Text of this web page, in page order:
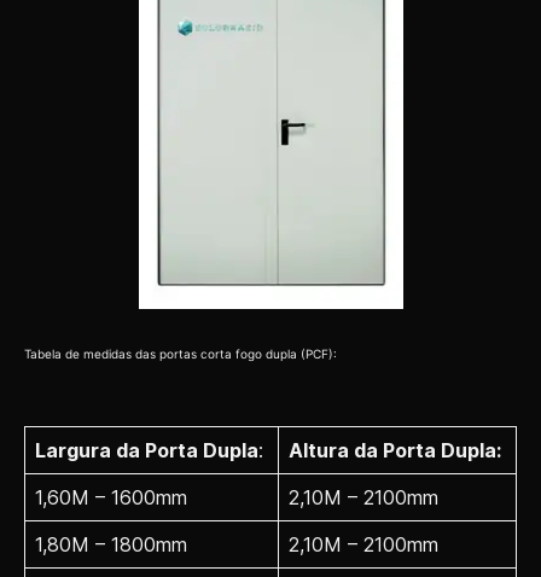
Tabela de medidas das portas corta fogo dupla (PCF):
Largura da Porta Dupla:
Altura da Porta Dupla:
1,60M – 1600mm
2,10M – 2100mm
1,80M – 1800mm
2,10M – 2100mm